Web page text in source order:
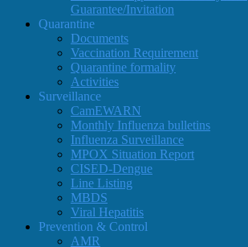
Guarantee/Invitation
Quarantine
Documents
Vaccination Requirement
Quarantine formality
Activities
Surveillance
CamEWARN
Monthly Influenza bulletins
Influenza Surveillance
MPOX Situation Report
CISED-Dengue
Line Listing
MBDS
Viral Hepatitis
Prevention & Control
AMR